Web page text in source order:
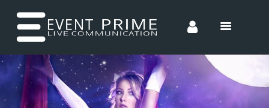
HOME
CONCEPTS